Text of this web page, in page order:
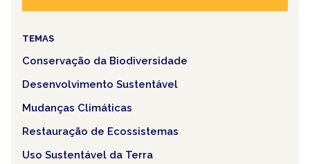
TEMAS
Conservação da Biodiversidade
Desenvolvimento Sustentável
Mudanças Climáticas
Restauração de Ecossistemas
Uso Sustentável da Terra